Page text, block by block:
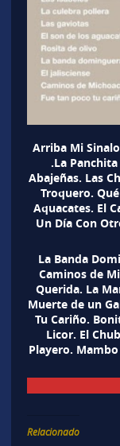
Arriba Mi
.La
Abajeñas. Las
Troquero.
Aquacates. El
Un Día Con
La Banda
Caminos de
Querida. La
Muerte de un
Tu Cariño.
Licor. El
Playero.
Relacionado